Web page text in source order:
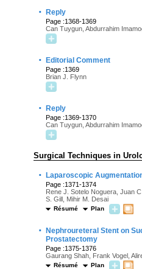
· Reply
Page :1368-1369
Can Tuygun, Abdurrahim
· Editorial Comment
Page :1369
Brian J. Flynn
· Reply
Page :1369-1370
Can Tuygun, Abdurrahim
Surgical Techniques in
· Laparoscopic
Page :1371-1374
Rene J. Sotelo Noguera, Juan
S. Gill, Mihir M. Desai
Résumé Plan
·
Nephroureteral Stent on
Prostatectomy
Page :1375-1376
Gaurang Shah, Frank Vogel,
Résumé Plan